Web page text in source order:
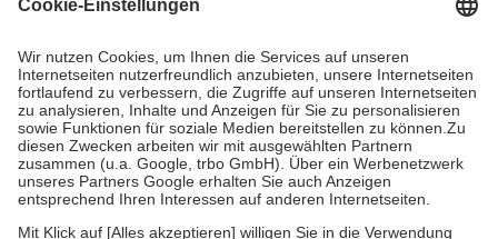
höchstens zehn Euro.
Es sind jedoch nie mehr als die tatsächlichen
Kosten der Leistung zu entrichten.
Diese Regeln gelten grundsätzlich auch für Online-Apotheken.
Bei Heilmitteln und häuslicher Krankenpflege beträgt die
Zuzahlung zehn Prozent der Kosten sowie zehn Euro je
Verordnung.
Um das Engagement der Versicherten für ihre eigene Gesundheit zu
stärken und die besondere Stellung der Familie zu unterstützen,
fallenkeine Zuzahlungenan bei: